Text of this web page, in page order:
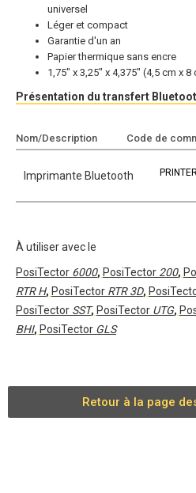
universel
Léger et compact
Garantie d'un an
Papier thermique sans encre
1,75" x 3,25" x 4,375" (4,5 cm x 8
Présentation du transfert
Nom/Description Code de
Imprimante Bluetooth
À utiliser avec le
PosiTector 6000, PosiTector 200,
RTR H, PosiTector RTR 3D,
PosiTector SST, PosiTector UTG,
BHI, PosiTector GLS
Retour à la page